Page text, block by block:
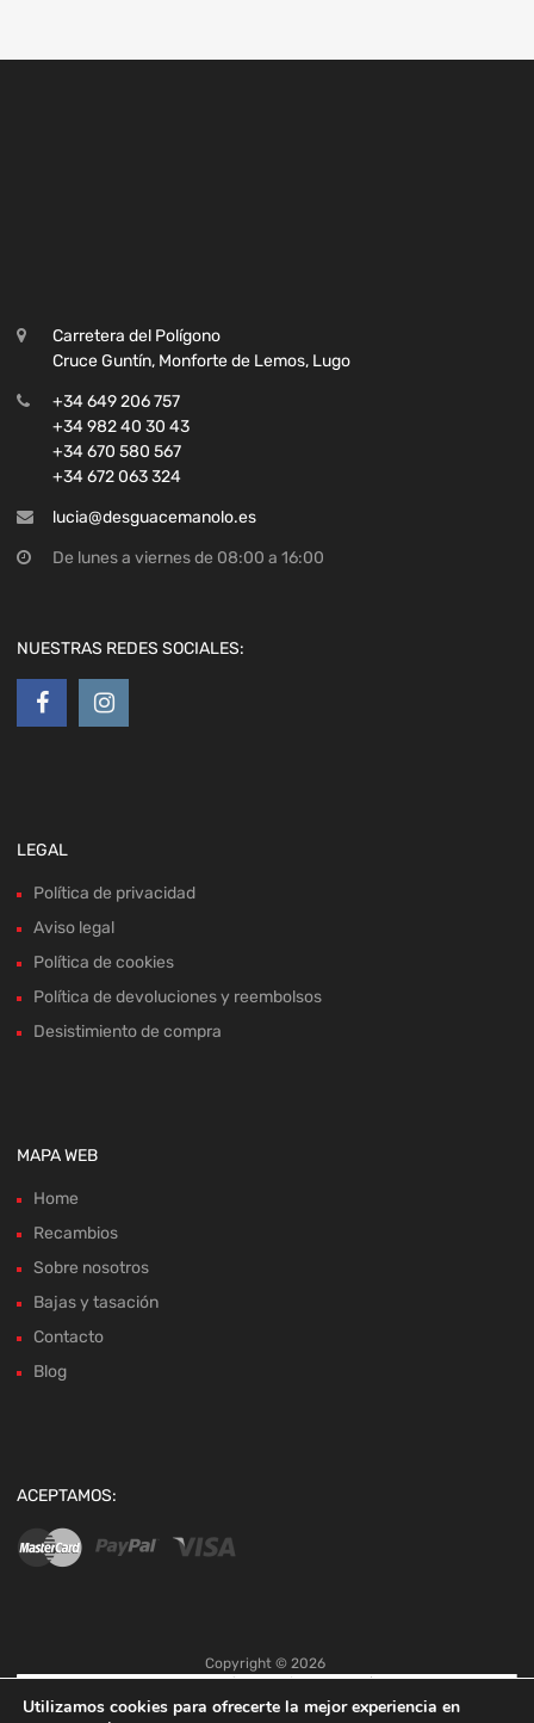
Carretera del Polígono
Cruce Guntín, Monforte de Lemos, Lugo
+34 649 206 757
+34 982 40 30 43
+34 670 580 567
+34 672 063 324
lucia@desguacemanolo.es
De lunes a viernes de 08:00 a 16:00
NUESTRAS REDES SOCIALES:
LEGAL
Política de privacidad
Aviso legal
Política de cookies
Política de devoluciones y reembolsos
Desistimiento de compra
MAPA WEB
Home
Recambios
Sobre nosotros
Bajas y tasación
Contacto
Blog
ACEPTAMOS:
Copyright © 2026
Utilizamos cookies para ofrecerte la mejor experiencia en